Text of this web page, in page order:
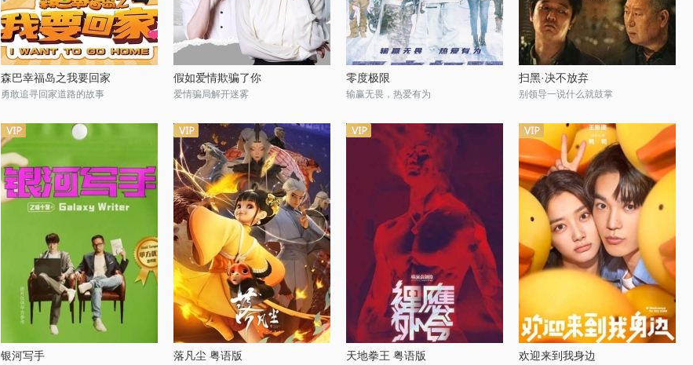
森巴幸福岛之我要回家
勇敢追寻回家道路的故事
假如爱情欺骗了你
爱情骗局解开迷雾
零度极限
输赢无畏，热爱有为
扫黑·决不放弃
别领导一说什么就鼓掌
银河写手 落凡尘 粤语版 天地拳王 粤语版 欢迎来到我身边